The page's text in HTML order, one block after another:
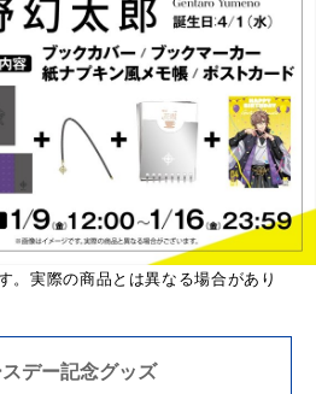
。実際の商品とは異なる場合があり
スデー記念グッズ